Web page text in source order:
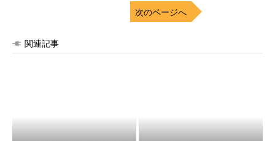
次のページへ
関連記事